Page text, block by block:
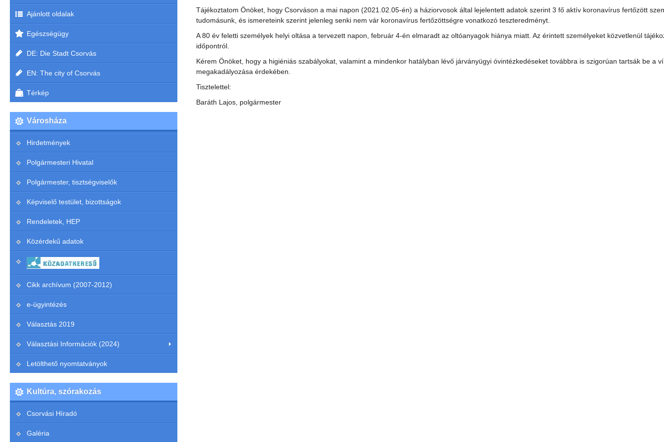
Tájékoztatom Önöket, hogy Csorváson a mai napon (2021.02.05-én) a háziorvosok által lejelentett adatok szerint 3 fő aktív koronavírus fertőzött
tudomásunk, és ismereteink szerint jelenleg senki nem vár koronavírus fertőzöttségre vonatkozó teszteredményt.
A 80 év feletti személyek helyi oltása a tervezett napon, február 4-én elmaradt az oltóanyagok hiánya miatt. Az érintett személyeket közvetlenül
időpontról.
Kérem Önöket, hogy a higiéniás szabályokat, valamint a mindenkor hatályban lévő járványügyi óvintézkedéseket továbbra is szigorúan tartsák be a
megakadályozása érdekében.
Tisztelettel:
Baráth Lajos, polgármester
Ajánlott oldalak
Egészségügy
DE: Die Stadt Csorvás
EN: The city of Csorvás
Térkép
Városháza
Hirdetmények
Polgármesteri Hivatal
Polgármester, tisztségviselők
Képviselő testület, bizottságok
Rendeletek, HEP
Közérdekű adatok
Cikk archívum (2007-2012)
e-ügyintézés
Választás 2019
Választási Információk (2024)
Letölthető nyomtatványok
Kultúra, szórakozás
Csorvási Híradó
Galéria